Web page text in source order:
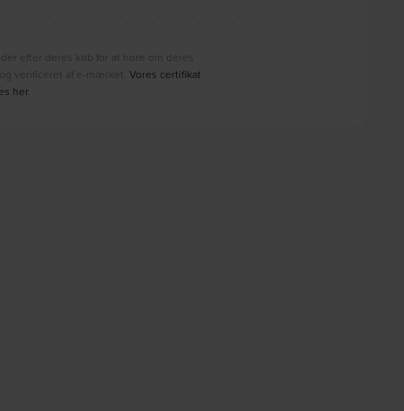
efter deres køb for at høre om deres
verificeret af e-mærket. Vores certifikat
her.